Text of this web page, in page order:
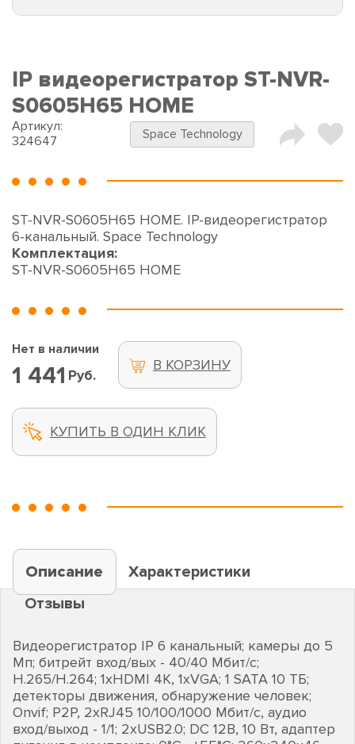
IP видеорегистратор ST-NVR-
S0605H65 HOME
Артикул:
324647
Space Technology
ST-NVR-S0605H65 HOME. IP-видеорегистратор
6-канальный. Space Technology
Комплектация:
ST-NVR-S0605H65 HOME
Нет в наличии
1 441 Руб.
В КОРЗИНУ
КУПИТЬ В ОДИН КЛИК
Описание
Характеристики
Отзывы
Видеорегистратор IP 6 канальный; камеры до 5
Мп; битрейт вход/вых - 40/40 Мбит/с;
H.265/H.264; 1хHDMI 4К, 1хVGA; 1 SATA 10 ТБ;
детекторы движения, обнаружение человек;
Onvif; P2P, 2хRJ45 10/100/1000 Мбит/с, аудио
вход/выход - 1/1; 2хUSB2.0; DC 12В, 10 Вт, адаптер